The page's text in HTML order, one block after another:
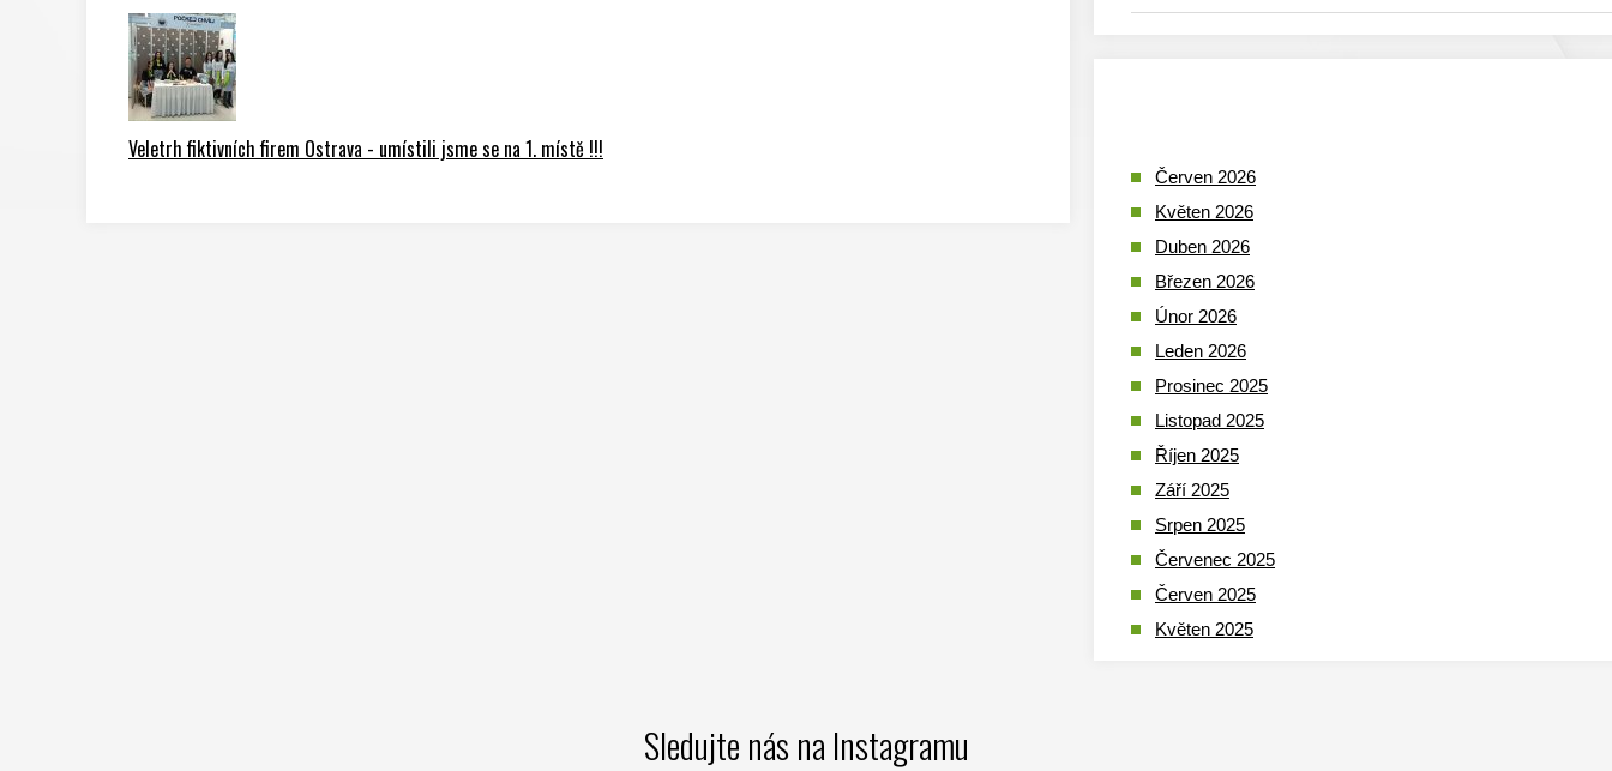
Veletrh fiktivních firem Ostrava - umístili jsme se na 1. místě !!!
Červen 2026
Květen 2026
Duben 2026
Březen 2026
Únor 2026
Leden 2026
Prosinec 2025
Listopad 2025
Říjen 2025
Září 2025
Srpen 2025
Červenec 2025
Červen 2025
Květen 2025
Sledujte nás na Instagramu